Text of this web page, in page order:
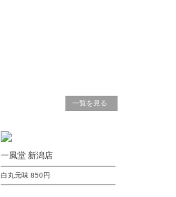
一覧を見る
一風堂 新潟店
白丸元味 850円